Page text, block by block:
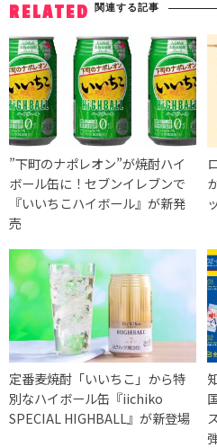
RELATED 関連する記事
”下町のナポレオン”が焼酎ハイ
ボール缶に！セブンイレブンで
『いいちこハイボール』が新発
売
定番麦焼酎「いいちこ」から特
別なハイボール缶『iichiko
SPECIAL HIGHBALL』が新登場